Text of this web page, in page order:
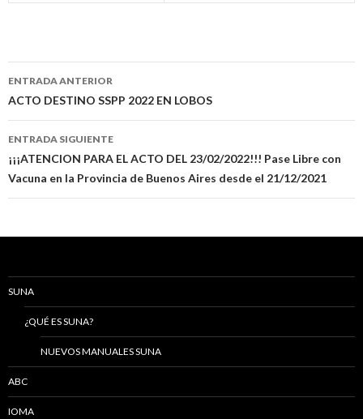
Navegación
de
entradas
ENTRADA ANTERIOR
ACTO DESTINO SSPP 2022 EN LOBOS
ENTRADA SIGUIENTE
¡¡¡ATENCION PARA EL ACTO DEL 23/02/2022!!! Pase Libre con
Vacuna en la Provincia de Buenos Aires desde el 21/12/2021
SUNA
¿QUÉ ES SUNA?
NUEVOS MANUALES SUNA
ABC
IOMA